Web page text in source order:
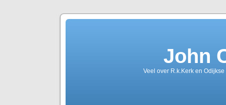
John
Veel over R.k.Kerk en